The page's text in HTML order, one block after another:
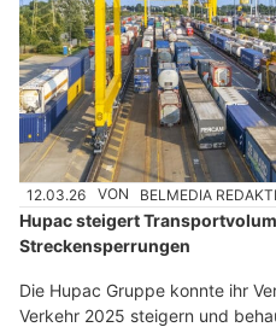
12.03.26 VON BELMEDIA
Hupac steigert
Streckensperrungen
Die Hupac Gruppe konnte ihr
Verkehr 2025 steigern und